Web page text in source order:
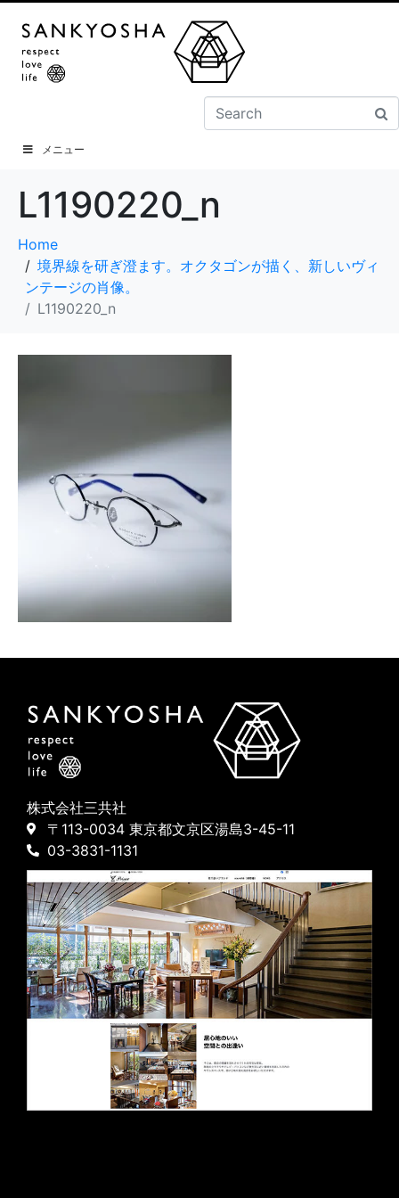
メニュー
L1190220_n
Home
境界線を研ぎ澄ます。オクタゴンが描く、新しいヴィ
ンテージの肖像。
L1190220_n
株式会社三共社
〒113-0034 東京都文京区湯島3-45-11
03-3831-1131